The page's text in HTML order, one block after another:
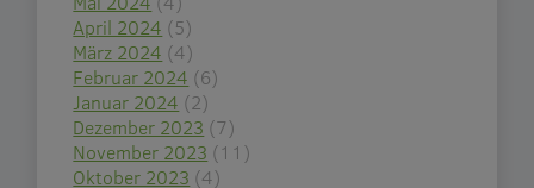
April 2024 (5)
März 2024 (4)
Februar 2024 (6)
Januar 2024 (2)
Dezember 2023 (7)
November 2023 (11)
Oktober 2023 (4)